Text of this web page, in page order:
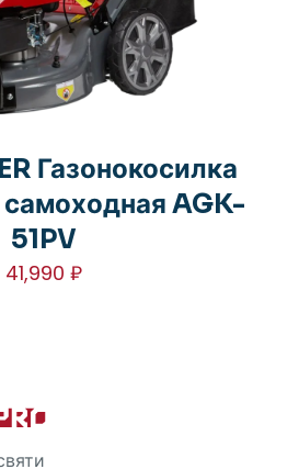
Газонокосилка
самоходная AGK-
51PV
41,990₽